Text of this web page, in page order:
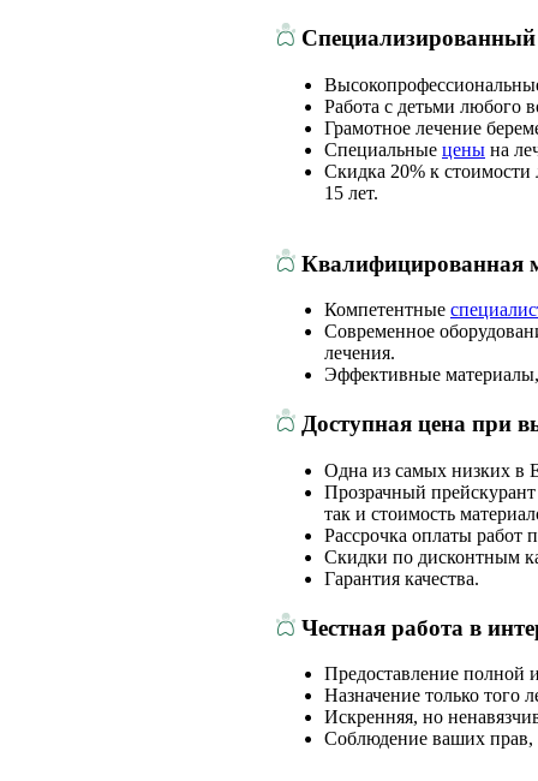
Специализированный
Работа с детьми любого
Грамотное лечение
Специальные цены на
Скидка 20% к стоимости
15 лет.
Квалифицированная
Компетентные
Современное
лечения.
Эффективные
Доступная цена при
Одна из самых низких в
Прозрачный
так и стоимость
Рассрочка оплаты работ
Скидки по дисконтным
Гарантия качества.
Честная работа в
Предоставление полной
Назначение только того
Искренняя, но
Соблюдение ваших прав,